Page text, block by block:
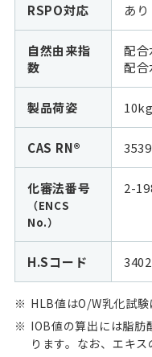
RSPO対応 あり
自然由来指
数
配合
配
製品荷姿
CAS RN®
化審法番号
（ENCS
No.）
2-
H.Sコード
HLB値はO/W乳化試験
IOB値の算出には脂肪
ります。なお、エキス